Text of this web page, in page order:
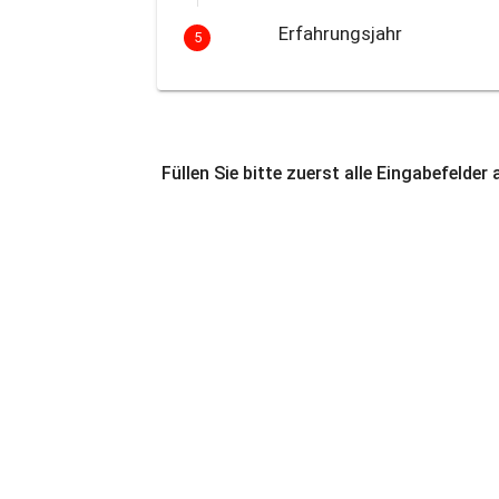
5 Erfahrungsjahr
Füllen Sie bitte zuerst alle Eingabefelder